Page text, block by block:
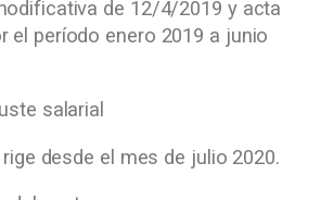
de 12/4/2019 y acta
el período enero 2019 a junio
salarial
desde el mes de julio 2020.